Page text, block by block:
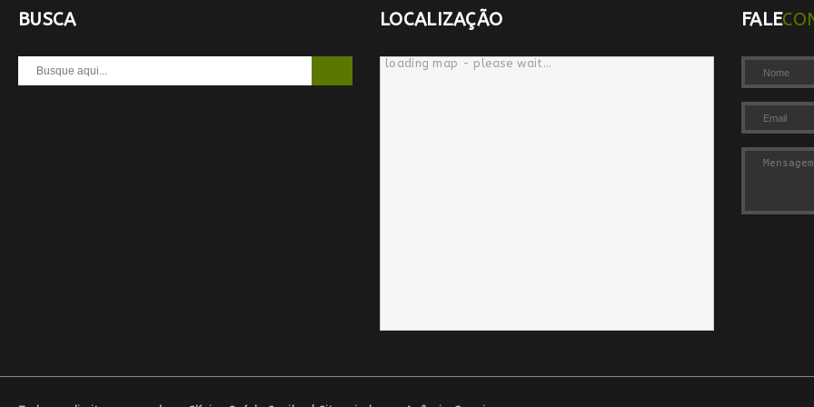
BUSCA LOCALIZAÇÃO
loading map - please wait...
FALE